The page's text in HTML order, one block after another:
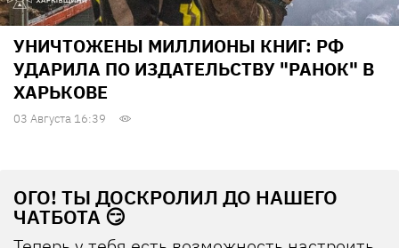
УНИЧТОЖЕНЫ МИЛЛИОНЫ КНИГ: РФ
УДАРИЛА ПО ИЗДАТЕЛЬСТВУ "РАНОК" В
ХАРЬКОВЕ
03 Августа 16:39
ОГО! ТЫ ДОСКРОЛИЛ ДО НАШЕГО
ЧАТБОТА 😏